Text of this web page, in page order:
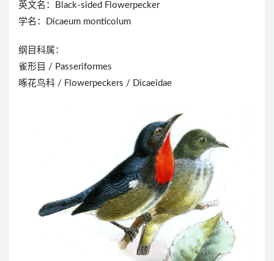
英文名：Black-sided Flowerpecker
学名：Dicaeum monticolum
纲目科属：
雀形目 / Passeriformes
啄花鸟科 / Flowerpeckers / Dicaeidae